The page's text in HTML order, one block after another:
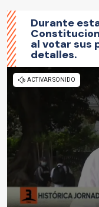
Durante
al votar sus
detalles.